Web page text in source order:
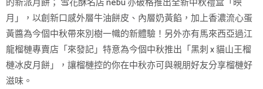
月」，以創新口感外層牛油餅皮、內層奶黃餡，加上香濃流心蛋
黃醬為今個中秋帶來別樹一幟的新體驗！另外亦有馬來西亞過江
龍榴槤專賣店「來發記」特意為今個中秋推出「黑刺 x 貓山王榴
槤冰皮月餅」，讓榴槤控的你在中秋亦可與親朋好友分享榴槤好
滋味。